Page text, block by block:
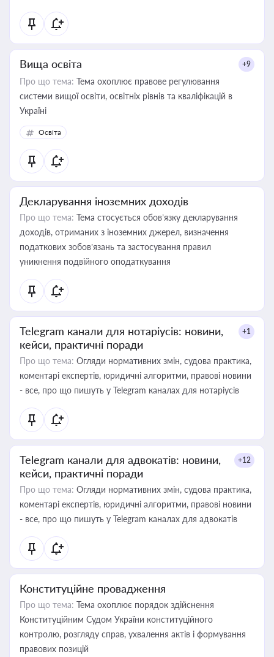
Вища освіта +9
Про що тема: Тема охоплює правове регулювання
системи вищої освіти, освітніх рівнів та кваліфікацій в
Україні
Освіта
Декларування іноземних доходів
Про що тема: Тема стосується обов’язку декларування
доходів, отриманих з іноземних джерел, визначення
податкових зобов’язань та застосування правил
уникнення подвійного оподаткування
Telegram канали для нотаріусів: новини,
кейси, практичні поради
+1
Про що тема: Огляди нормативних змін, судова практика,
коментарі експертів, юридичні алгоритми, правові новини
- все, про що пишуть у Telegram каналах для нотаріусів
Telegram канали для адвокатів: новини,
кейси, практичні поради
+12
Про що тема: Огляди нормативних змін, судова практика,
коментарі експертів, юридичні алгоритми, правові новини
- все, про що пишуть у Telegram каналах для адвокатів
Конституційне провадження
Про що тема: Тема охоплює порядок здійснення
Конституційним Судом України конституційного
контролю, розгляду справ, ухвалення актів і формування
правових позицій